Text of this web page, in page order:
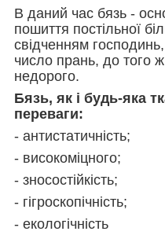
В даний час бязь -
пошиття постільної
свідченням
число прань, до того
недорого.
Бязь, як і будь-яка
переваги:
- антистатичність;
- високоміцного;
- зносостійкість;
- гігроскопічність;
- екологічність